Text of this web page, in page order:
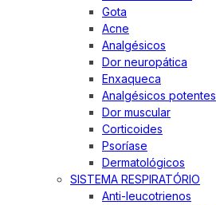
Gota
Acne
Analgésicos
Dor neuropática
Enxaqueca
Analgésicos potentes
Dor muscular
Corticoides
Psoríase
Dermatológicos
SISTEMA RESPIRATÓRIO
Anti-leucotrienos